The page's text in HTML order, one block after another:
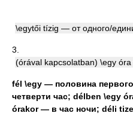
\egytői tízig — от одного/
3.
(órával kapcsolatban) \egy
fél \egy — половина
четверти час; délben \egy
órakor — в час ночи; déli